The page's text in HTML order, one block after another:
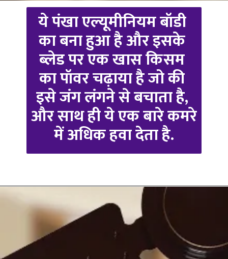
ये पंखा एल्यूमीनियम बॉडी
का बना हुआ है और इसके
ब्लेड पर एक खास किसम
का पॉवर चढ़ाया है जो की
इसे जंग लंगने से बचाता है,
और साथ ही ये एक बारे कमरे
में अधिक हवा देता है.